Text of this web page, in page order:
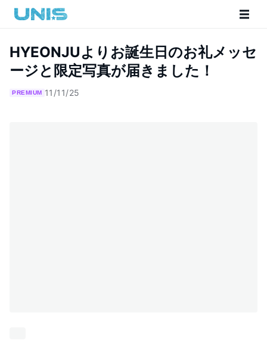
HYEONJUよりお誕生日のお礼メッセ
ージと限定写真が届きました！
PREMIUM 11/11/25